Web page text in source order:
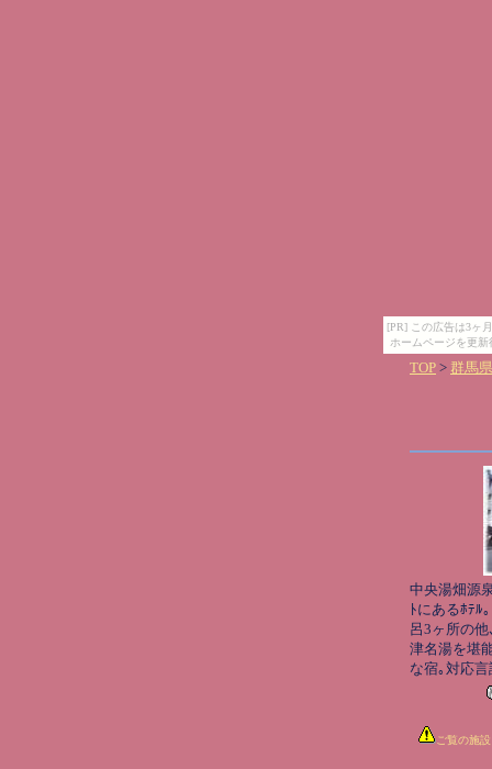
[PR] この広告は3ヶ
ホームページを更
TOP > 群馬県
中央湯畑源
ﾄにあるﾎﾃﾙ
呂3ヶ所の
津名湯を堪
な宿｡対応
ご覧の施